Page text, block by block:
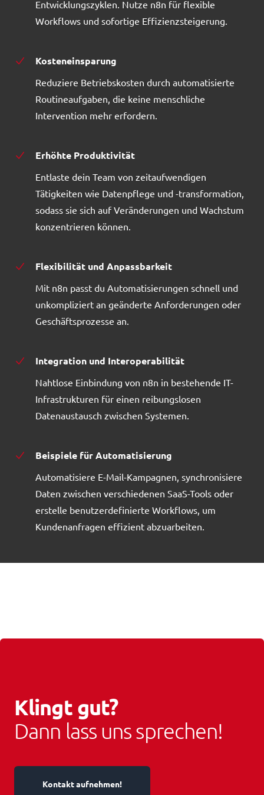
Entwicklungszyklen. Nutze n8n für flexible
Workflows und sofortige Effizienzsteigerung.
Kosteneinsparung
Reduziere Betriebskosten durch automatisierte
Routineaufgaben, die keine menschliche
Intervention mehr erfordern.
Erhöhte Produktivität
Entlaste dein Team von zeitaufwendigen
Tätigkeiten wie Datenpflege und -transformation,
sodass sie sich auf Veränderungen und Wachstum
konzentrieren können.
Flexibilität und Anpassbarkeit
Mit n8n passt du Automatisierungen schnell und
unkompliziert an geänderte Anforderungen oder
Geschäftsprozesse an.
Integration und Interoperabilität
Nahtlose Einbindung von n8n in bestehende IT-
Infrastrukturen für einen reibungslosen
Datenaustausch zwischen Systemen.
Beispiele für Automatisierung
Automatisiere E-Mail-Kampagnen, synchronisiere
Daten zwischen verschiedenen SaaS-Tools oder
erstelle benutzerdefinierte Workflows, um
Kundenanfragen effizient abzuarbeiten.
Klingt gut?
Dann lass uns sprechen!
Kontakt aufnehmen!